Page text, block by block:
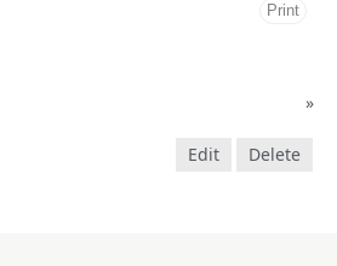
Print
»
Edit Delete